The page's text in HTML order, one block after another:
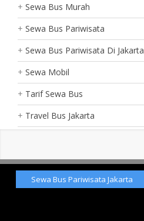
Sewa Bus Murah
Sewa Bus Pariwisata
Sewa Bus Pariwisata Di Jakarta
Sewa Mobil
Tarif Sewa Bus
Travel Bus Jakarta
Sewa Bus Pariwisata Jakarta